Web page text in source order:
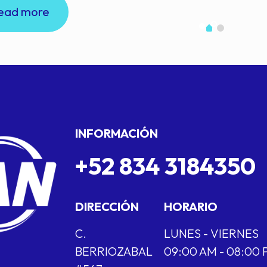
more
INFORMACIÓN
+52 834 3184350
DIRECCIÓN
C.
BERRIOZABAL
HORARIO
LUNES - VIERNES
09:00 AM - 08:00